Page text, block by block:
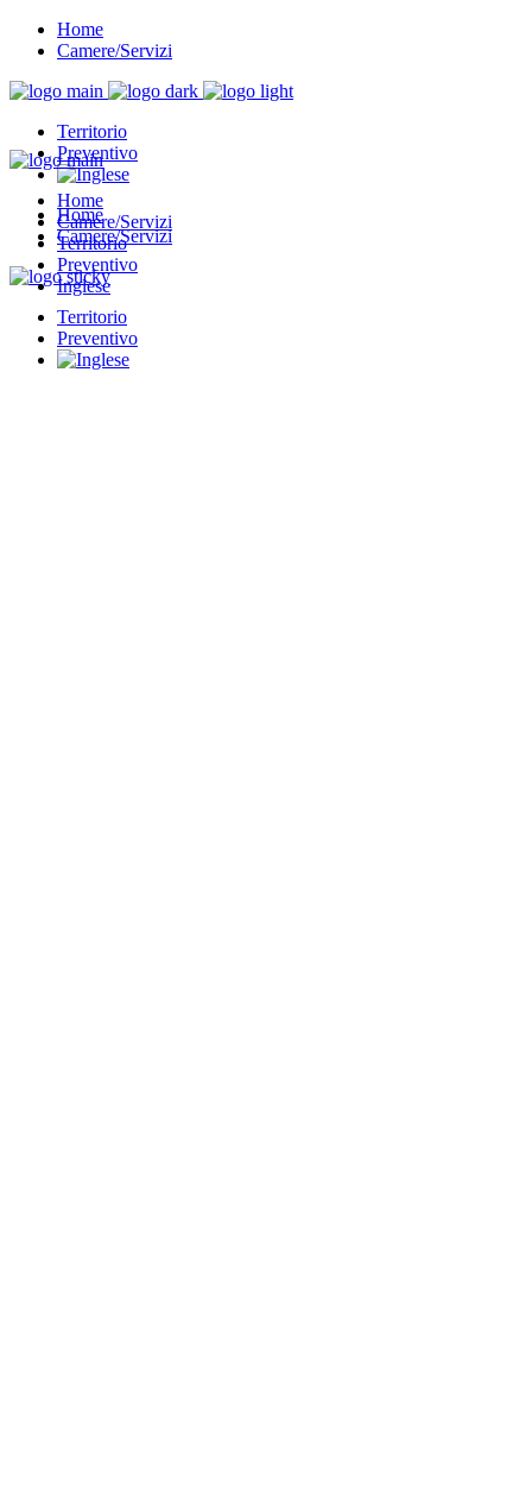
Home
Camere/Servizi
Territorio
Preventivo
Home
Camere/Servizi
Territorio
Preventivo
Home
Camere/Servizi
Territorio
Preventivo
Inglese